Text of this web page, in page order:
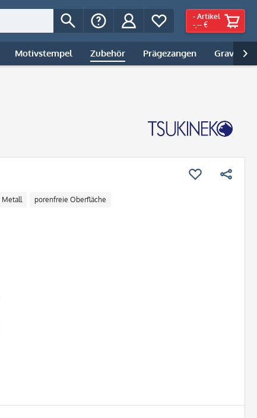
- Artikel
-,-- €
Motivstempel Zubehör Prägezangen Gravur |

Metall porenfreie Oberfläche